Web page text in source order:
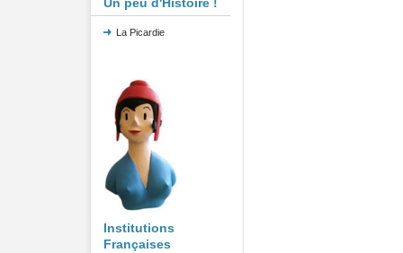
Un peu d'Histoire !
La Picardie
Institutions
Françaises